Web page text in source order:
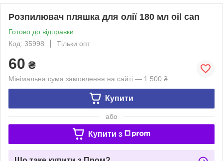
Розпилювач пляшка для олії 180 мл oil can
Готово до відправки
Код: 35998
Тільки опт
60 ₴
Мінімальна сума замовлення на сайті — 1 500 ₴
Купити
або
Купити з